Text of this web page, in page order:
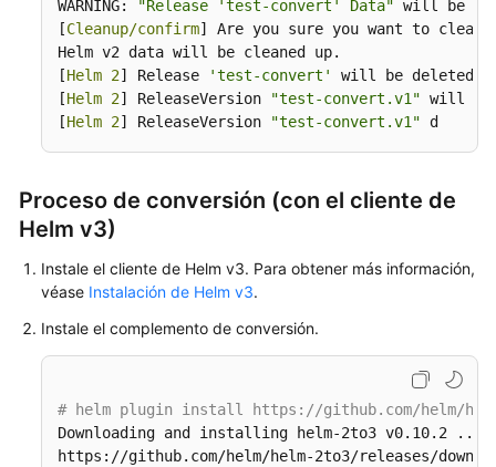
del
cliente
de
Helm
v2
Despliegue
una
aplicación
través
cliente
de
v3
Convertir
WARNING: "Release 'test-convert' Data" will be
[Cleanup/confirm] Are you sure you want to
Helm v2 data will be cleaned up.
[Helm 2] Release 'test-convert'
will be deleted.
[Helm 2] ReleaseVersion "test-convert.v1" will be
[Helm 2] ReleaseVersion "test-convert.v1" d
Proceso de conversión (con el cliente de
Helm v3)
Instale el cliente de Helm v3. Para obtener más información,
véase Instalación de Helm v3.
Instale el complemento de conversión.
# helm plugin install https://github.com/helm/
Downloading and installing helm-2to3 v0.10.2 ...
https://github.com/helm/helm-2to3/releases/